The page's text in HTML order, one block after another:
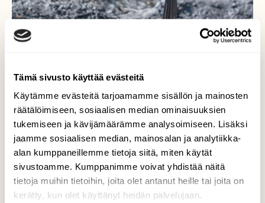
Tämä sivusto käyttää evästeitä
Käytämme evästeitä tarjoamamme sisällön ja mainosten
räätälöimiseen, sosiaalisen median ominaisuuksien
tukemiseen ja kävijämäärämme analysoimiseen. Lisäksi
jaamme sosiaalisen median, mainosalan ja analytiikka-
alan kumppaneillemme tietoja siitä, miten käytät
sivustoamme. Kumppanimme voivat yhdistää näitä
tietoja muihin tietoihin, joita olet antanut heille tai joita on
kerätty, kun olet käyttänyt heidän palvelujaan.
Haarapääsky
Haarapääsky (Hirundo rustica)
pesänrakennus puuhissa